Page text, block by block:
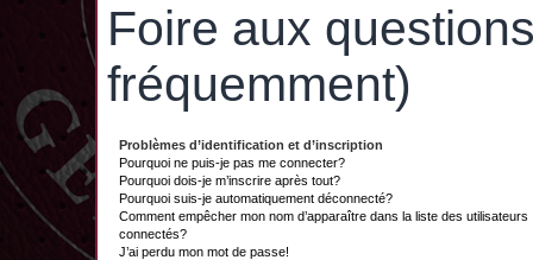
Foire aux
fréquemment)
Problèmes d’identification et d’inscription
Pourquoi ne puis-je pas me connecter?
Pourquoi dois-je m’inscrire après tout?
Pourquoi suis-je automatiquement déconnecté?
Comment empêcher mon nom d’apparaître dans la liste des utilisateurs
connectés?
J’ai perdu mon mot de passe!